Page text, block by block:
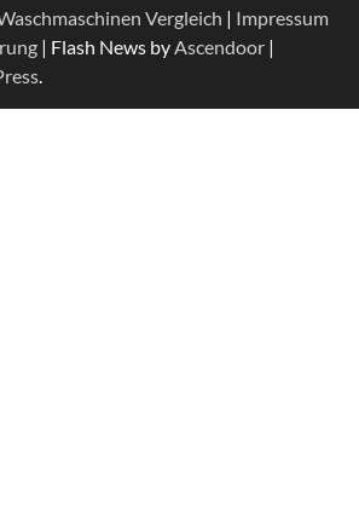
Vergleich | Impressum
| Flash News byAscendoor |
.